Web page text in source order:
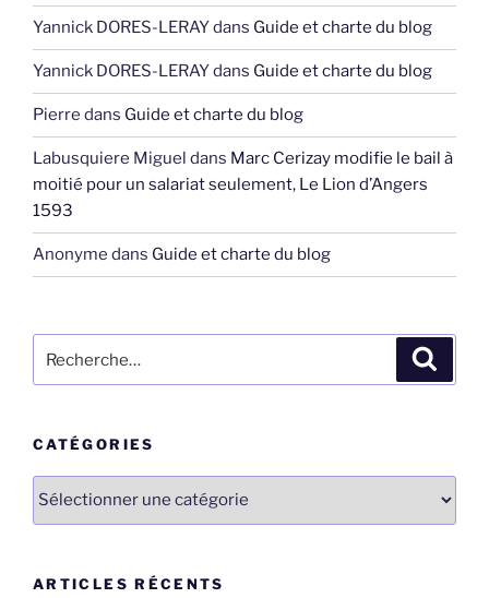
Yannick DORES-LERAYdans Guide et charte du blog
Yannick DORES-LERAYdans Guide et charte du blog
Pierre dans Guide et charte du blog
Labusquiere Miguel dans Marc Cerizay modifie le bail à
moitié pour un salariat seulement, Le Lion d’Angers
1593
Anonyme dans Guide et charte du blog
pour
CATÉGORIES
Catégories
ARTICLES RÉCENTS